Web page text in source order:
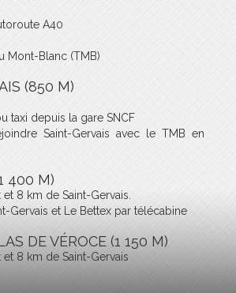
A40
Mont-Blanc (TMB)
(850 M)
taxi depuis la gare SNCF
Saint-Gervais avec le TMB en
400 M)
8 km de Saint-Gervais.
Gervais et Le Bettex par télécabine
DE VÉROCE (1 150 M)
et 8 km de Saint-Gervais